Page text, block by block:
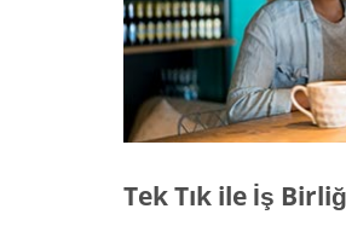
Tek Tık ile İş